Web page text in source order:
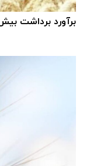
برآورد برداشت بیش از ۵۰۰ هزار تن گندم در